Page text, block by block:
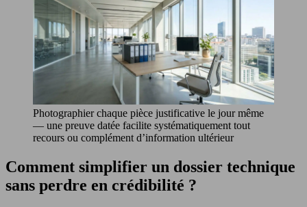
Photographier chaque pièce justificative le jour même
— une preuve datée facilite systématiquement tout
recours ou complément d’information ultérieur
Comment simplifier un dossier technique
sans perdre en crédibilité ?